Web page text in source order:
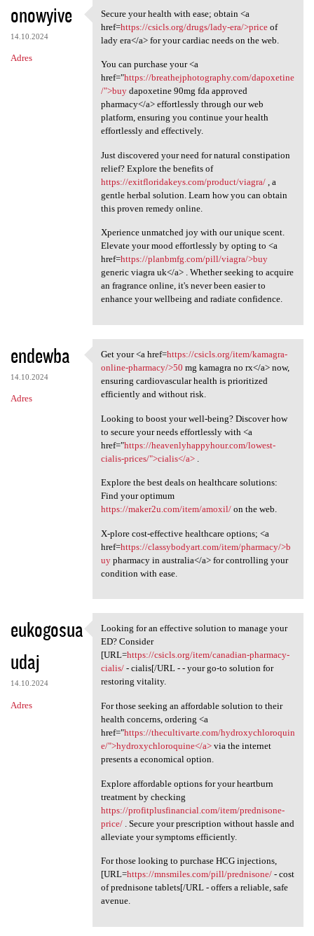
onowyive
14.10.2024
Adres
Secure your health with ease;
Secure your health with ease; obtain <a
href=https://csicls.org/drugs/lady-era/>priceof
lady era</a> for your cardiac needs on the web.
You can purchase your <a
href="https://breathejphotography.com/dapoxetine
/">buydapoxetine 90mg fda approved
pharmacy</a> effortlessly through our web
platform, ensuring you continue your health
effortlessly and effectively.
Just discovered your need for natural constipation
relief? Explore the benefits of
https://exitfloridakeys.com/product/viagra/, a
gentle herbal solution. Learn how you can obtain
this proven remedy online.
Xperience unmatched joy with our unique scent.
Elevate your mood effortlessly by opting to <a
href=https://planbmfg.com/pill/viagra/>buy
generic viagra uk</a> . Whether seeking to acquire
an fragrance online, it's never been easier to
enhance your wellbeing and radiate confidence.
endewba
14.10.2024
Adres
Get your <a href=https:/
Get your <a href=https://csicls.org/item/kamagra-
online-pharmacy/>50 mg kamagra no rx</a> now,
ensuring cardiovascular health is prioritized
efficiently and without risk.
Looking to boost your well-being? Discover how
to secure your needs effortlessly with <a
href="https://heavenlyhappyhour.com/lowest-
cialis-prices/">cialis</a>.
Explore the best deals on healthcare solutions:
Find your optimum
https://maker2u.com/item/amoxil/on the web.
X-plore cost-effective healthcare options; <a
href=https://classybodyart.com/item/pharmacy/>b
uypharmacy in australia</a> for controlling your
condition with ease.
eukogosua
udaj
14.10.2024
Adres
Looking for an effective
Looking for an effective solution to manage your
ED? Consider
[URL=https://csicls.org/item/canadian-pharmacy-
cialis/- cialis[/URL - - your go-to solution for
restoring vitality.
For those seeking an affordable solution to their
health concerns, ordering <a
href="https://thecultivarte.com/hydroxychloroquin
e/">hydroxychloroquine</a>via the internet
presents a economical option.
Explore affordable options for your heartburn
treatment by checking
https://profitplusfinancial.com/item/prednisone-
price/. Secure your prescription without hassle and
alleviate your symptoms efficiently.
For those looking to purchase HCG injections,
[URL=https://mnsmiles.com/pill/prednisone/- cost
of prednisone tablets[/URL - offers a reliable, safe
avenue.